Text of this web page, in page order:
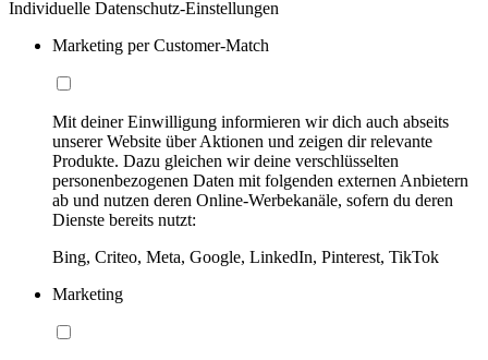
Individuelle Datenschutz-Einstellungen
Marketing per Customer-Match
Mit deiner Einwilligung informieren wir dich auch abseits
unserer Website über Aktionen und zeigen dir relevante
Produkte. Dazu gleichen wir deine verschlüsselten
personenbezogenen Daten mit folgenden externen Anbietern
ab und nutzen deren Online-Werbekanäle, sofern du deren
Dienste bereits nutzt:
Bing, Criteo, Meta, Google, LinkedIn, Pinterest, TikTok
Marketing